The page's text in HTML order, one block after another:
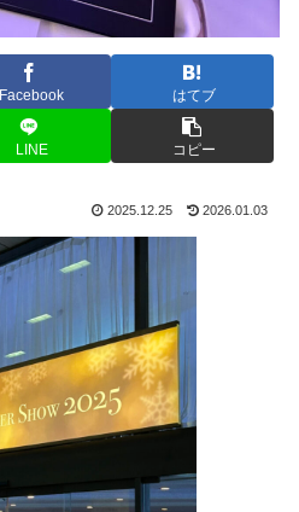
Facebook はてブ
LINE コピー
2025.12.25 2026.01.03